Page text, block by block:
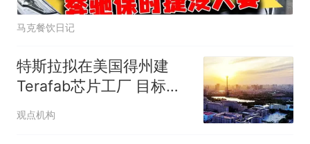
马克餐饮日记
特斯拉拟在美国得州建
Terafab芯片工厂 目标年
产超1太瓦算力
观点机构